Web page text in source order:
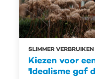
SLIMMER VERBRUIKEN
Kiezen voor
'Idealisme gaf